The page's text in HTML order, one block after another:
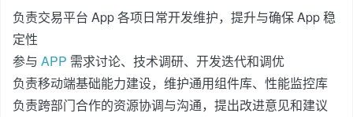
负责交易平台 App 各项日常开发维护，提升与确保 App 稳
定性
参与 APP 需求讨论、技术调研、开发迭代和调优
负责移动端基础能力建设，维护通用组件库、性能监控库
负责跨部门合作的资源协调与沟通，提出改进意见和建议